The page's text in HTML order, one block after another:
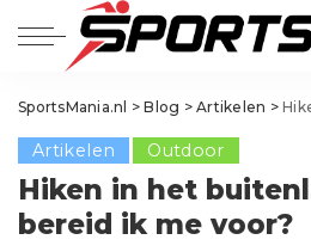
SportsMania.nl >Blog >Artikelen >
Artikelen Outdoor
Hiken in het
bereid ik me voor?